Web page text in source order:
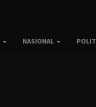
NASIONAL